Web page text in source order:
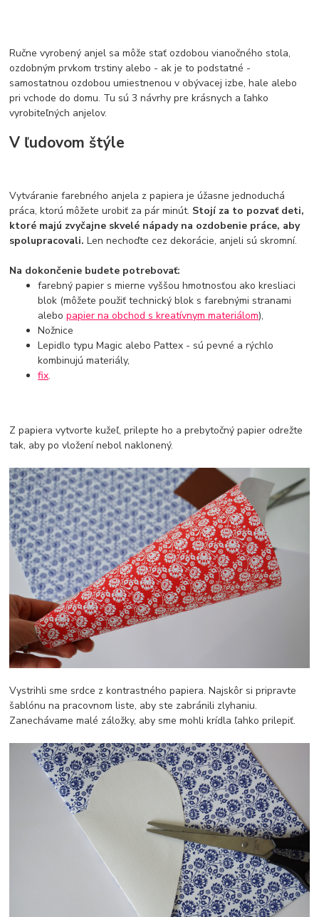
retro kúpeľne
Nákup tovaru pre firmy bez DPH
Bez DPH
Ako znížiť náklady
Ako znížiť náklady na firmu
szco nakup bez dph
szco nakup bez dph nakupovanie na firmu bez dph
nákup bez dph v eu ň
Ručne vyrobený anjel sa môže stať ozdobou vianočného stola,
ozdobným prvkom trstiny alebo - ak je to podstatné -
samostatnou ozdobou umiestnenou v obývacej izbe, hale alebo
pri vchode do domu. Tu sú 3 návrhy pre krásnych a ľahko
vyrobiteľných anjelov.
V ľudovom štýle
Vytváranie farebného anjela z papiera je úžasne jednoduchá
práca, ktorú môžete urobiť za pár minút. Stojí za to pozvať deti,
ktoré majú zvyčajne skvelé nápady na ozdobenie práce, aby
spolupracovali.Len nechoďte cez dekorácie, anjeli sú skromní.
Na dokončenie budete potrebovať:
farebný papier s mierne vyššou hmotnosťou ako kresliaci
blok (môžete použiť technický blok s farebnými stranami
alebopapier na obchod s kreatívnym materiálom),
Nožnice
Lepidlo typu Magic alebo Pattex - sú pevné a rýchlo
kombinujú materiály,
fix.
Z papiera vytvorte kužeľ, prilepte ho a prebytočný papier odrežte
tak, aby po vložení nebol naklonený.
Vystrihli sme srdce z kontrastného papiera. Najskôr si pripravte
šablónu na pracovnom liste, aby ste zabránili zlyhaniu.
Zanechávame malé záložky, aby sme mohli krídla ľahko prilepiť.